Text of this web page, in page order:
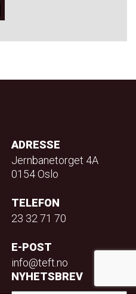
ADRESSE
Jernbanetorget 4A
0154 Oslo
TELEFON
23 32 71 70
E-POST
info@teft.no
NYHETSBREV